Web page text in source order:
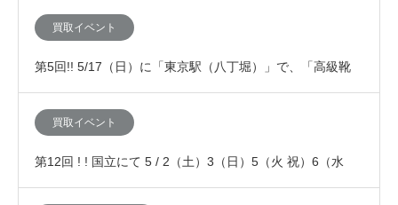
21（日） の4日間、「査定額が10…
買取イベント
第5回!! 5/17（日）に「東京駅（八丁堀）」で、「高級靴
（ジョンロブ、エドワードグリーン、J…
買取イベント
第12回 ! ! 国立にて 5 / 2（土）3（日）5（火 祝）6（水